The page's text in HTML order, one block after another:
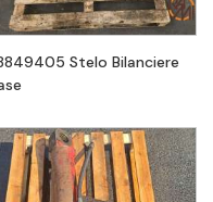
Stelo Bilanciere